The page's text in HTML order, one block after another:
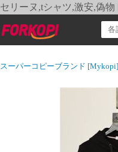
セリーヌ,tシャツ,激安,偽
スーパーコピーブランド